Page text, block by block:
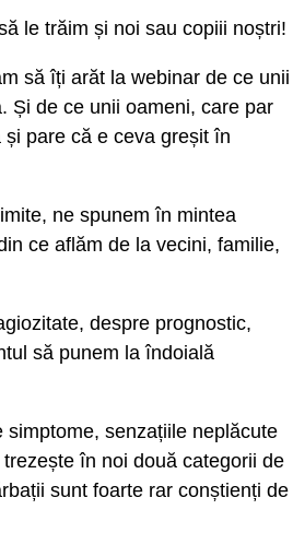
le trăim și noi sau copiii noștri!
să îți arăt la webinar de ce unii
Și de ce unii oameni, care par
pare că e ceva greșit în
ne spunem în mintea
ce aflăm de la vecini, familie,
despre prognostic,
să punem la îndoială
senzațiile neplăcute
în noi două categorii de
sunt foarte rar conștienți de